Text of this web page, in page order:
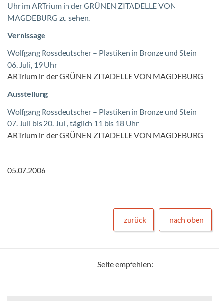
Uhr im ARTrium in der GRÜNEN ZITADELLE VON
MAGDEBURG zu sehen.
Vernissage
Wolfgang Rossdeutscher – Plastiken in Bronze und Stein
06. Juli, 19 Uhr
ARTrium in der GRÜNEN ZITADELLE VON MAGDEBURG
Ausstellung
Wolfgang Rossdeutscher – Plastiken in Bronze und Stein
07. Juli bis 20. Juli, täglich 11 bis 18 Uhr
ARTrium in der GRÜNEN ZITADELLE VON MAGDEBURG
05.07.2006
zurück nach oben
Seite empfehlen: